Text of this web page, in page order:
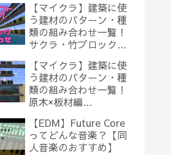
【マイクラ】建築に使
う建材のパターン・種
類の組み合わせ一覧！
サクラ・竹ブロック×
【Minecraft】
【マイクラ】建築に使
う建材のパターン・種
類の組み合わせ一覧！
原木×板材編
【EDM】Future Core
ってどんな音楽？【同
人音楽のおすすめ】